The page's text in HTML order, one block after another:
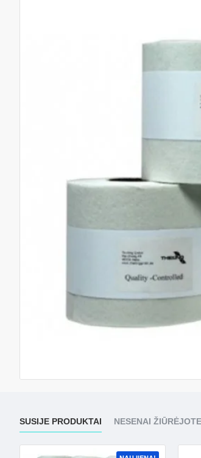
SUSIJE PRODUKTAI NESENAI ŽIŪRĖJOTE